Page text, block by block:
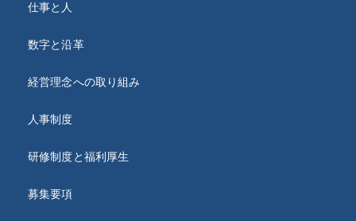
仕事と人
数字と沿革
経営理念への取り組み
人事制度
研修制度と福利厚生
募集要項